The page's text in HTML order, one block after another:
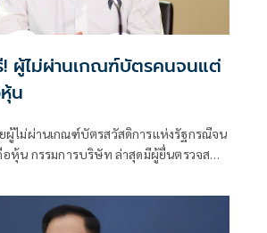
ผู้ไม่ผ่านเกณฑ์บัตรคนจนแต่
น
ผู้ไม่ผ่านเกณฑ์บัตรสวัสดิการแห่งรัฐกรณีจน
หุ้น กรรมการบริษัท ล่าสุดมีผู้ยื่นตรวจสอบ